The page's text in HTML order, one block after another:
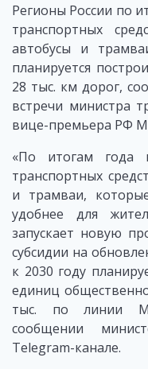
Регионы России по
транспортных
автобусы и
планируется
28 тыс. км дорог,
встречи министра
вице-премьера РФ
«По итогам года
транспортных
и трамваи,
удобнее для
запускает новую
субсидии на
к 2030 году
единиц
тыс. по линии
сообщении
Telegram-канале.